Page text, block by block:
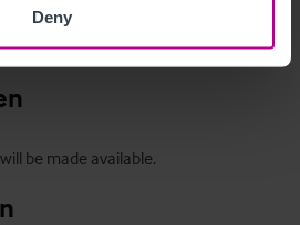
Deny
accordingly. An inventory will be
of an acceptable offer.
be made available.